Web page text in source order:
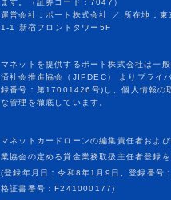
マネットカードローンの編集責任者およ
業協会の定める貸金業務取扱主任者登録を
(登録年月日：令和8年1月9日、登録番号
格証書番号：F241000177)